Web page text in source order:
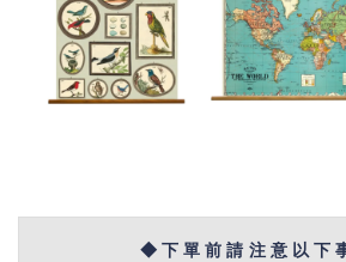
◆ 下 單 前 請 注 意 以 下